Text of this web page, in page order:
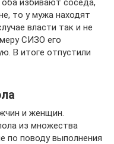
то у мужа находят
власти так и не
СИЗО его
В итоге отпустили
и женщин.
из множества
по поводу выполнения